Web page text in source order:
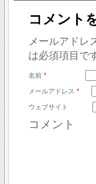
コメント
メールアドレ
は必須項目で
名前 *
メールアドレス *
ウェブサイト
コメント